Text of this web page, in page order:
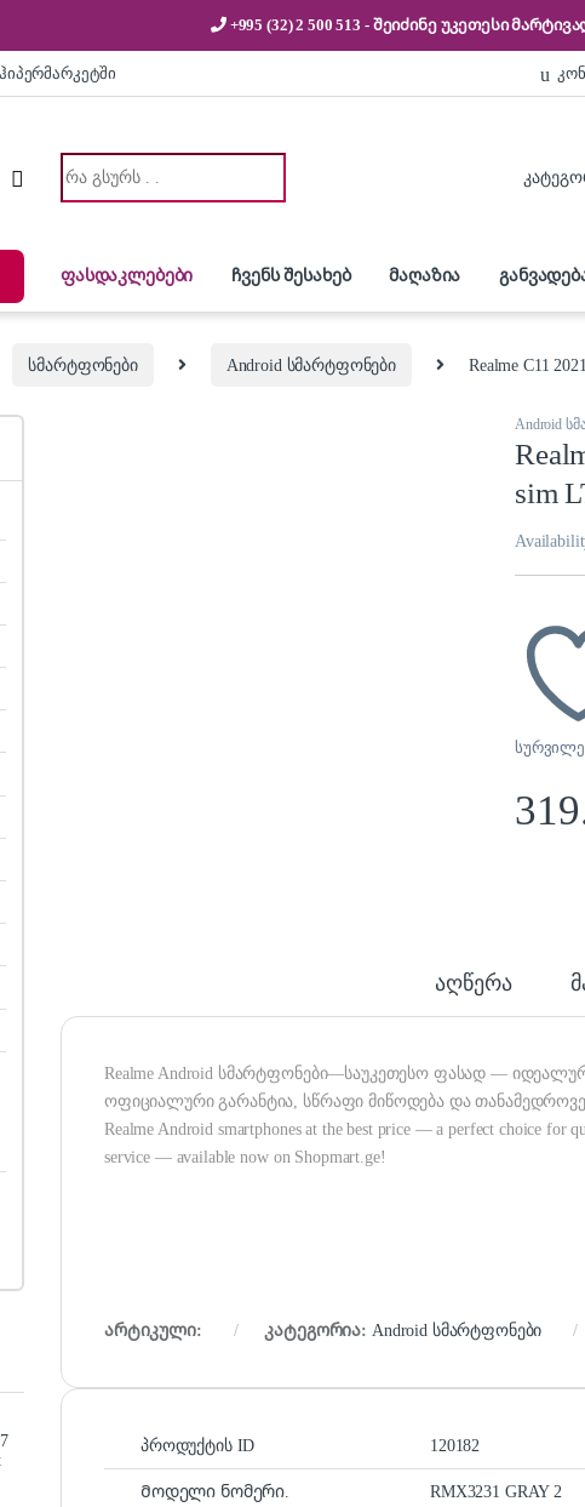
+995 (32) 2 500 513 - შეიძინე უკეთესი
Search for:
ფასდაკლებები ჩვენს შესახებ მაღაზია
სმარტფონები Android სმარტფონები Realme C11
Android
sim
აღწერა
Realme Android სმარტფონები—საუკეთესო ფასად —
ოფიციალური გარანტია, სწრაფი მიწოდება და
Realme Android smartphones at the best price — a perfect choice for
service — available now on Shopmart.ge!
არტიკული: კატეგორია: Android სმარტფონები
პროდუქტის ID 120182
Მოდელი ნომერი. RMX3231 GRAY 2